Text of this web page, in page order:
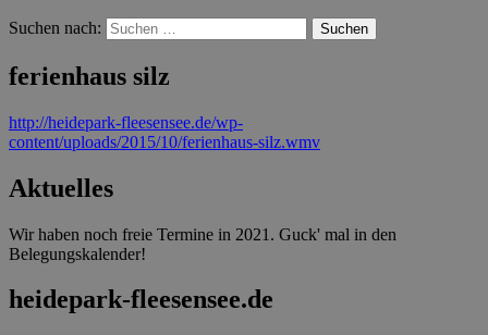
Suchen nach:
ferienhaus silz
http://heidepark-fleesensee.de/wp-
content/uploads/2015/10/ferienhaus-silz.wmv
Aktuelles
Wir haben noch freie Termine in 2021. Guck' mal in den
Belegungskalender!
heidepark-fleesensee.de